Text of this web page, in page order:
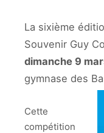
La sixième
Souvenir Guy
dimanche 9
gymnase des
Cette
compétition